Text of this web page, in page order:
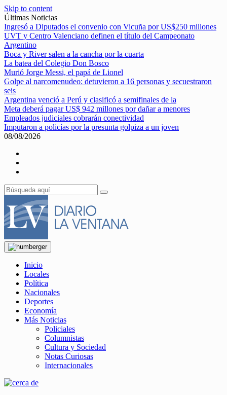
Skip to content
Últimas Noticias
Ingresó a Diputados el convenio con Vicuña por US$250 millones
UVT y Centro Valenciano definen el título del Campeonato
Argentino
Boca y River salen a la cancha por la cuarta
La batea del Colegio Don Bosco
Murió Jorge Messi, el papá de Lionel
Golpe al narcomenudeo: detuvieron a 16 personas y secuestraron
seis
Argentina venció a Perú y clasificó a semifinales de la
Meta deberá pagar US$ 942 millones por dañar a menores
Empleados judiciales cobrarán conectividad
Imputaron a policías por la presunta golpiza a un joven
08/08/2026
Inicio
Locales
Política
Nacionales
Deportes
Economía
Más Noticias
Policiales
Columnistas
Cultura y Sociedad
Notas Curiosas
Internacionales